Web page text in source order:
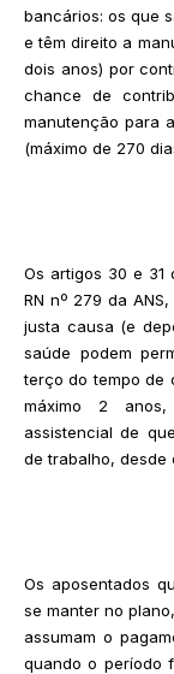
bancários: os que
e têm direito a
dois anos) por
chance de
manutenção para
(máximo de 270
Os artigos 30 e 31
RN nº 279 da
justa causa (e
saúde podem
terço do tempo de
máximo 2
assistencial de
de trabalho, desde
Os aposentados
se manter no
assumam o
quando o período